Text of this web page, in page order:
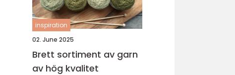
inspiration
02. June 2025
Brett sortiment av garn
av hög kvalitet